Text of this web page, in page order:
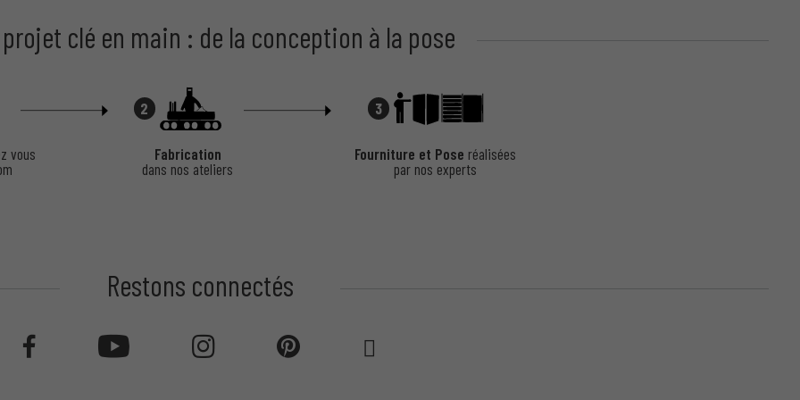
passer la lumière.
microperforée.
clé en main : de la conception à la pose
vous
2
Fabrication
dans nos ateliers
3
Fourniture et Pose réalisées
par nos experts
Restons connectés